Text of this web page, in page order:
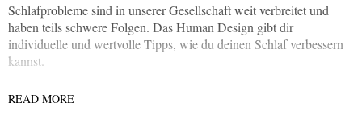
Schlafprobleme sind in unserer Gesellschaft weit verbreitet und
haben teils schwere Folgen. Das Human Design gibt dir
individuelle und wertvolle Tipps, wie du deinen Schlaf verbessern
kannst.
READ MORE